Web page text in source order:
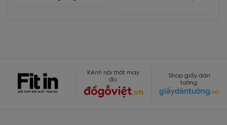
Kênh nội thất may
đo:
Shop giấy dán
tường: